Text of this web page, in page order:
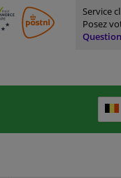
Service
Posez